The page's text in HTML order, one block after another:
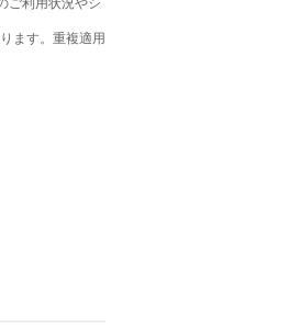
ご利用状況やシ
ます。重複適用